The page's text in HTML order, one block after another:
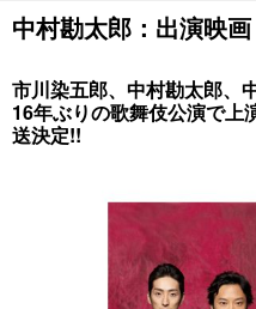
中村勘太郎：出演映
市川染五郎、中村勘太郎、
16年ぶりの歌舞伎公演で上
送決定!!